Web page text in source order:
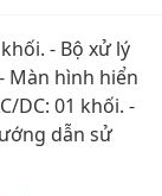
- Bộ xử lý
Màn hình hiển
DC: 01 khối. -
dẫn sử